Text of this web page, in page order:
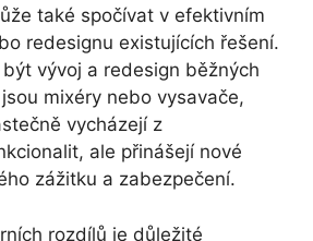
také spočívat v efektivním
redesignu existujících řešení.
vývoj a redesign běžných
mixéry nebo vysavače,
vycházejí z
ale přinášejí nové
zážitku a zabezpečení.
rozdílů je důležité